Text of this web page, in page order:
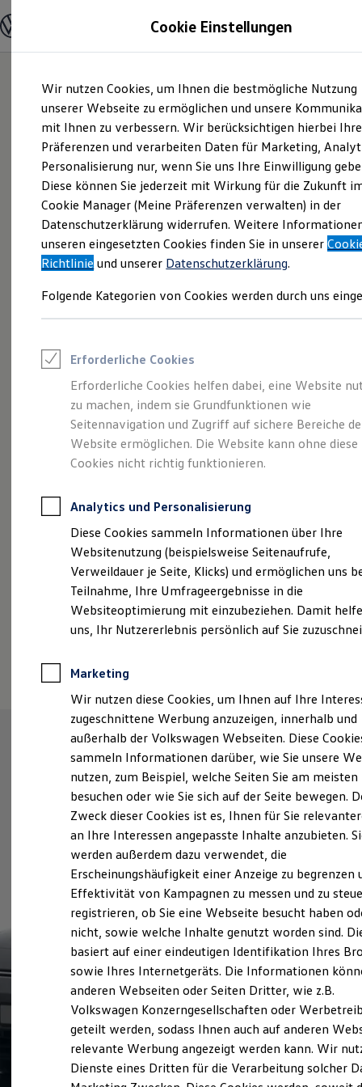
Hauptinhalt
springen
Footer
springen
Modelle und Konfigurator
Modelle vergleichen
Elektroautos
ENERGY Sondermodelle
Nutzfahrzeuge
SUV und CUV
Familienautos
Kombis
Kompaktwagen
Sportwagen
Schnell verfügbare Fahrzeuge
Angebote und Produkte
Aktuelle Angebote
E-Auto-Förderung
Volkswagen Marktplatz
Junge Gebrauchtwagen und Gebrauchtwagen
Saisonangebote
Leasing
Leasing-Angebote
Gebrauchtwagen Leasing
Junge Gebrauchtwagen-Leasing
Elektroauto Leasing
Kleinwagen-Leasing
Leasing ohne Anzahlung
Autokredit mit Schlussrate
Versicherungen und Garantien
Kfz-Versicherung
Restschuldversicherungen
Garantien
Wartungsverträge
Geschäftskunden
Professional Class bei Volkswagen
Großkunden
Behörden
Anpfiff zum Gewinn
Elektroautos
ID. Tutorials
Elektrofahrzeugkonzepte
Reichweite
Reichweite der ID. Modelle
Reichweite im Winter
Laden
Laden unterwegs
Laden Zuhause
Ladezeitensimulator
Batterie
Sicherheit
Garantie und Lebensdauer
Nachhaltigkeit
Technologie
Kosten und Kauf
Verbrauchskosten
Kaufoptionen
E-Auto-Förderung
Software und Konnektivität
Die ID. Software 6
ID. Software Versionen und Updates
Digitale Extras
Schnittstellen zu Ihrem ID.
Größer. Entspannter.
Reichweiter. Der ID.7.
Cookie Einstellungen
Wir nutzen Cookies, um Ihnen die bestmögliche Nutzung
unserer Webseite zu ermöglichen und unsere
mit Ihnen zu verbessern. Wir berücksichtigen hierbei Ihre
Präferenzen und verarbeiten Daten für Marketing,
Personalisierung nur, wenn Sie uns Ihre Einwilligung
Diese können Sie jederzeit mit Wirkung für die Zukunft
Cookie Manager (Meine Präferenzen verwalten) in der
Datenschutzerklärung widerrufen. Weitere
unseren eingesetzten Cookies finden Sie in unserer
Richtlinie und unserer Datenschutzerklärung.
Folgende Kategorien von Cookies werden durch uns
Erforderliche Cookies
Erforderliche Cookies helfen dabei, eine Website
zu machen, indem sie Grundfunktionen wie
Seitennavigation und Zugriff auf sichere Bereiche
Website ermöglichen. Die Website kann ohne diese
Cookies nicht richtig funktionieren.
Analytics und Personalisierung
Diese Cookies sammeln Informationen über Ihre
Websitenutzung (beispielsweise Seitenaufrufe,
Verweildauer je Seite, Klicks) und ermöglichen uns
Teilnahme, Ihre Umfrageergebnisse in die
Websiteoptimierung mit einzubeziehen. Damit
uns, Ihr Nutzererlebnis persönlich auf Sie
Marketing
Wir nutzen diese Cookies, um Ihnen auf Ihre
zugeschnittene Werbung anzuzeigen, innerhalb und
außerhalb der Volkswagen Webseiten. Diese
sammeln Informationen darüber, wie Sie unsere
nutzen, zum Beispiel, welche Seiten Sie am meisten
besuchen oder wie Sie sich auf der Seite bewegen.
Zweck dieser Cookies ist es, Ihnen für Sie
an Ihre Interessen angepasste Inhalte anzubieten.
werden außerdem dazu verwendet, die
Erscheinungshäufigkeit einer Anzeige zu begrenzen
Effektivität von Kampagnen zu messen und zu
registrieren, ob Sie eine Webseite besucht haben
nicht, sowie welche Inhalte genutzt worden sind.
basiert auf einer eindeutigen Identifikation Ihres
sowie Ihres Internetgeräts. Die Informationen
anderen Webseiten oder Seiten Dritter, wie z.B.
Volkswagen Konzerngesellschaften oder
geteilt werden, sodass Ihnen auch auf anderen
relevante Werbung angezeigt werden kann. Wir
Dienste eines Dritten für die Verarbeitung solcher